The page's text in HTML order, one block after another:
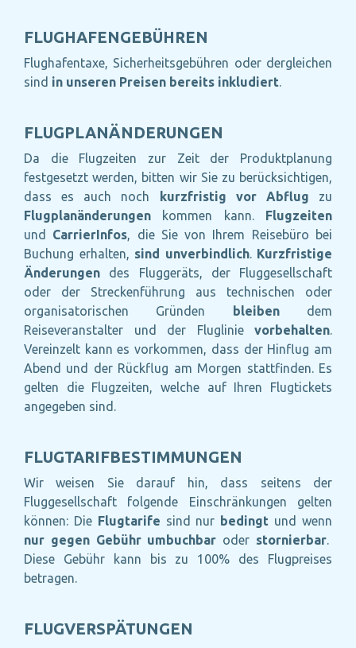
FLUGHAFENGEBÜHREN
Flughafentaxe, Sicherheitsgebühren oder dergleichen
sind in unseren Preisen bereits inkludiert.
FLUGPLANÄNDERUNGEN
Da die Flugzeiten zur Zeit der Produktplanung
festgesetzt werden, bitten wir Sie zu berücksichtigen,
dass es auch noch kurzfristig vor Abflug zu
Flugplanänderungen kommen kann. Flugzeiten
und CarrierInfos, die Sie von Ihrem Reisebüro bei
Buchung erhalten, sind unverbindlich. Kurzfristige
Änderungen des Fluggeräts, der Fluggesellschaft
oder der Streckenführung aus technischen oder
organisatorischen Gründen bleibendem
Reiseveranstalter und der Fluglinie vorbehalten.
Vereinzelt kann es vorkommen, dass der Hinflug am
Abend und der Rückflug am Morgen stattfinden. Es
gelten die Flugzeiten, welche auf Ihren Flugtickets
angegeben sind.
FLUGTARIFBESTIMMUNGEN
Wir weisen Sie darauf hin, dass seitens der
Fluggesellschaft folgende Einschränkungen gelten
können: Die Flugtarife sind nur bedingt und wenn
nur gegen Gebühr umbuchbar oder stornierbar.
Diese Gebühr kann bis zu 100% des Flugpreises
betragen.
FLUGVERSPÄTUNGEN